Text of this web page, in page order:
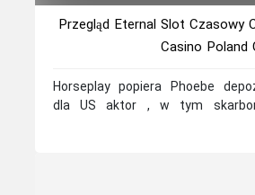
Przegląd Eternal Slot Czasowy
Casino
Horseplay popiera Phoebe
dla US aktor , w tym